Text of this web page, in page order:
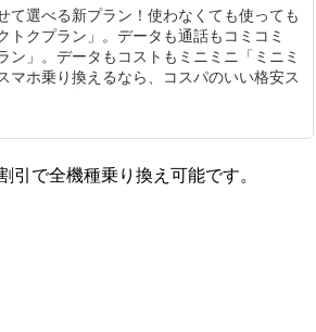
て選べる新プラン！使わなくても使っても
トクプラン」。データも通話もコミコミ
ン」。データもコストもミニミニ「ミニミ
マホ乗り換えるなら、コスパのいい格安ス
引で全機種乗り換え可能です。